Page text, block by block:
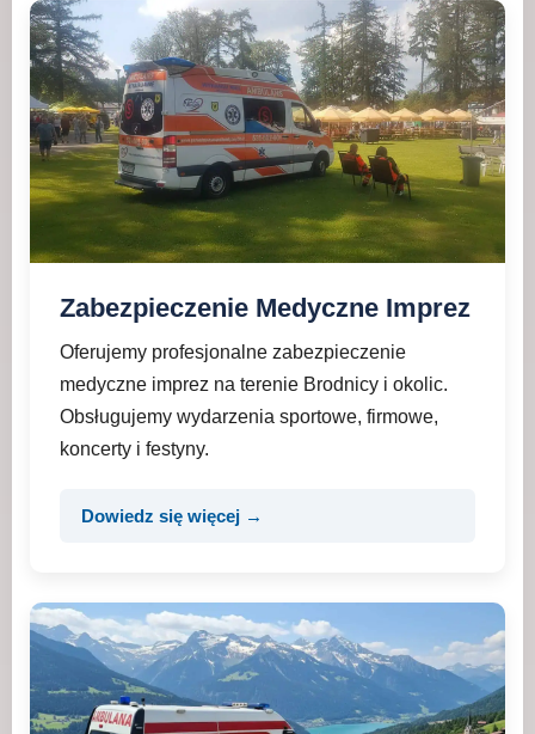
Zabezpieczenie Medyczne Imprez
Oferujemy profesjonalne zabezpieczenie
medyczne imprez na terenie Brodnicy i okolic.
Obsługujemy wydarzenia sportowe, firmowe,
koncerty i festyny.
Dowiedz się więcej →